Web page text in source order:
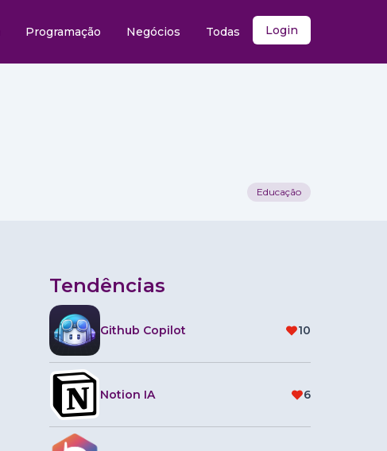
Programação Negócios Todas Login
Educação
Tendências
Github Copilot 10
Notion IA 6